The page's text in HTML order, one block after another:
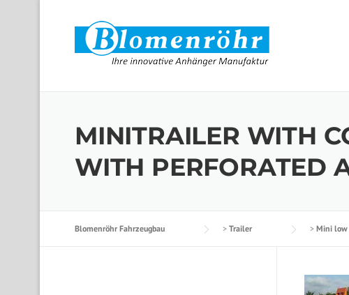
MINITRAILER WITH
WITH PERFORATED
Blomenröhr Fahrzeugbau > Trailer > Mini low